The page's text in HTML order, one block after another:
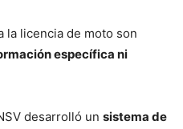
la licencia de moto son
específica ni
desarrolló un sistema de